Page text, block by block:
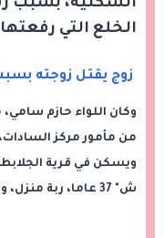
السكنية، بسبب
الخلع التي
زوج يقتل زوجته
وكان اللواء حازم سامي،
ويسكن في قرية
ش" 37 عاما، ربة منزل، وتقيم بذات العنوان.